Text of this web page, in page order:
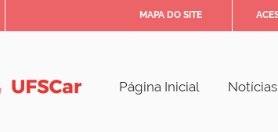
MAPA DO SITE
Página Inicial Notícias